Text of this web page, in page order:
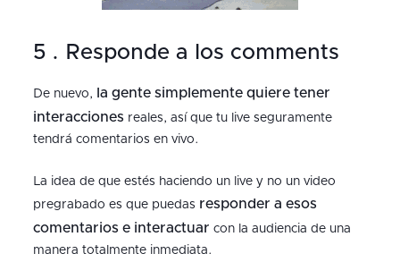
5 . Responde a los comments
De nuevo,
la gente simplemente quiere tener
interacciones reales, así que tu live seguramente
tendrá comentarios en vivo.
La idea de que estés haciendo un live y no un video
pregrabado es que puedas responder a esos
comentarios e interactuar con la audiencia de una
manera totalmente inmediata.